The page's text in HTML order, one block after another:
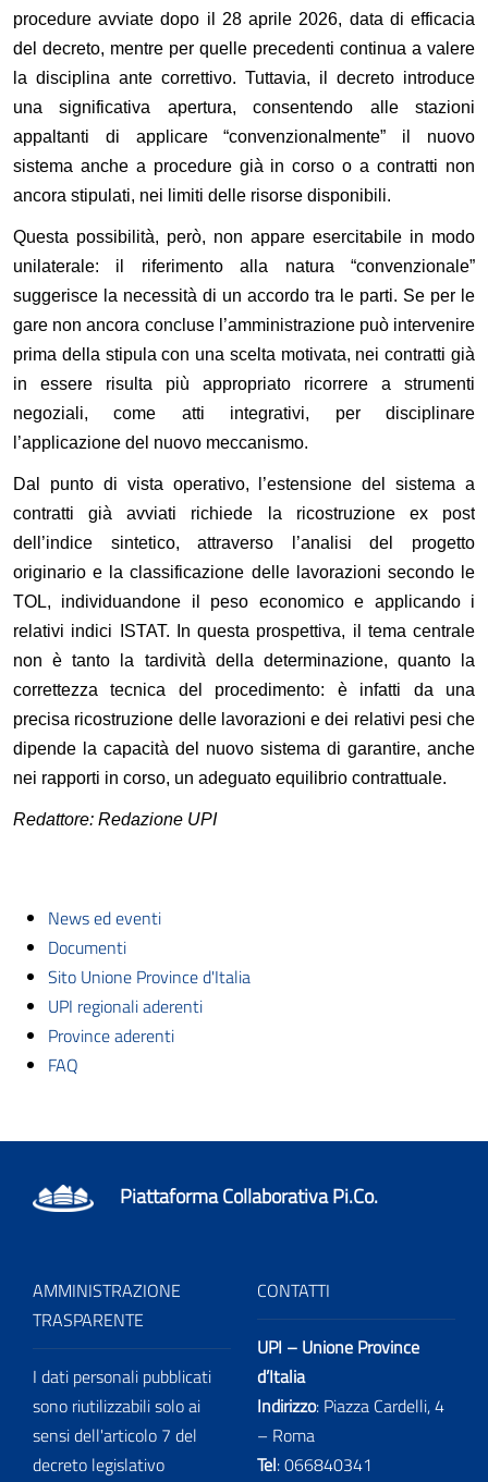
procedure avviate dopo il 28 aprile 2026, data di efficacia
del decreto, mentre per quelle precedenti continua a valere
la disciplina ante correttivo. Tuttavia, il decreto introduce
una significativa apertura, consentendo alle stazioni
appaltanti di applicare “convenzionalmente” il nuovo
sistema anche a procedure già in corso o a contratti non
ancora stipulati, nei limiti delle risorse disponibili.
Questa possibilità, però, non appare esercitabile in modo
unilaterale: il riferimento alla natura “convenzionale”
suggerisce la necessità di un accordo tra le parti. Se per le
gare non ancora concluse l’amministrazione può intervenire
prima della stipula con una scelta motivata, nei contratti già
in essere risulta più appropriato ricorrere a strumenti
negoziali, come atti integrativi, per disciplinare
l’applicazione del nuovo meccanismo.
Dal punto di vista operativo, l’estensione del sistema a
contratti già avviati richiede la ricostruzione ex post
dell’indice sintetico, attraverso l’analisi del progetto
originario e la classificazione delle lavorazioni secondo le
TOL, individuandone il peso economico e applicando i
relativi indici ISTAT. In questa prospettiva, il tema centrale
non è tanto la tardività della determinazione, quanto la
correttezza tecnica del procedimento: è infatti da una
precisa ricostruzione delle lavorazioni e dei relativi pesi che
dipende la capacità del nuovo sistema di garantire, anche
nei rapporti in corso, un adeguato equilibrio contrattuale.
Redattore: Redazione UPI
News ed eventi
Documenti
Sito Unione Province d'Italia
UPI regionali aderenti
Province aderenti
FAQ
Piattaforma Collaborativa Pi.Co.
AMMINISTRAZIONE
TRASPARENTE
I dati personali pubblicati
sono riutilizzabili solo ai
sensi dell'articolo 7 del
decreto legislativo
CONTATTI
UPI – Unione Province
d’Italia
Indirizzo: Piazza Cardelli, 4
– Roma
Tel:066840341